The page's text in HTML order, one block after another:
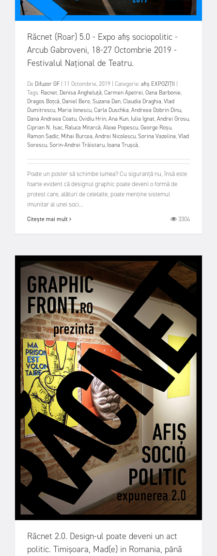
Răcnet (Roar) 5.0 - Expo afiș sociopolitic -
Arcub Gabroveni, 18-27 Octombrie 2019 -
Festivalul Național de Teatru.
De Difuzor GF 11 Octombrie, 2019 Categorie:afiș EXPOZIȚII
Tags: Racnet, Denisa Angheluță,Carmen Apetrei,Oana Barbonie,
Dragos Boțcă, Daniel Bere,Suzana Dan,Claudia Draghia,Vlad
Dumitrescu, Maria Ionescu,Carla Duschka,Andreea Dobrin Dinu,
Dana Andreea Coatu,Ovidiu Hrin,Ana Kun, Iulia Ignat,Andrei Grosu,
Ciprian N. Isac, Raluca Mitarcă,Alexe Popescu,George Roșu,
Ramon Sadîc, Mihai Burcea,Andrei Nicolescu,Sorina Vazelina,Vlad
Sorescu,Sorin-Andrei Trăistaru, Ioana Trușcă,
Poate un poster să schimbe lumea? Cu siguranță nu, însă este
foarte evident că designul graphic poate deveni o formă de
protest care, alături de celelalte, poate menține sistemul
imunitar al unei soci...
Citește mai mult 3304
Răcnet 2.0. Design-ul poate deveni un act
politic. Timișoara, Mad(e) in Romania, până